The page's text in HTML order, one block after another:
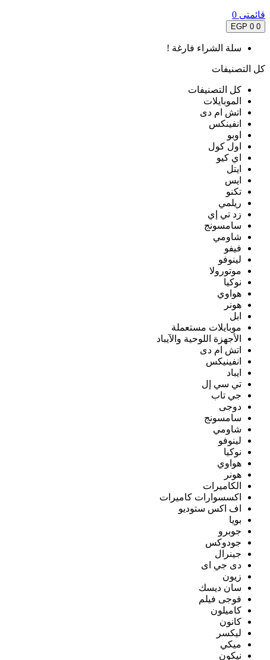
قائمتى 0
0
0 EGP
سلة الشراء فارغة !
كل التصنيفات
كل التصنيفات
الموبايلات
اتش ام دى
انفينكس
اوبو
اول كول
اي كيو
ايتل
ايس
تكنو
ريلمي
زد تي إي
سامسونج
شاومي
فيفو
لينوفو
موتورولا
نوكيا
هواوي
هونر
ابل
موبايلات مستعملة
الأجهزة اللوحية والآيباد
اتش ام دى
انفينيكس
ايباد
تي سي إل
جي تاب
دوجى
سامسونج
شاومي
لينوفو
نوكيا
هواوي
هونر
الكاميرات
اكسسوارات كاميرات
اف اكس ستوديو
بويا
جوبرو
جودوكس
جينرال
دى جي اى
زيون
سان ديسك
فوجى فيلم
كاميلون
كانون
ليكسر
ميكي
نيكون